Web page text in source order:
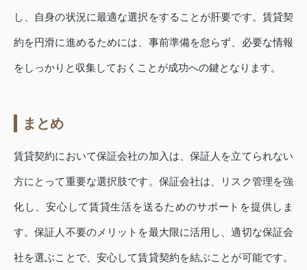
し、自身の状況に最適な選択をすることが肝要です。賃貸契
約を円滑に進めるためには、事前準備を怠らず、必要な情報
をしっかりと収集しておくことが成功への鍵となります。
まとめ
賃貸契約において保証会社の加入は、保証人を立てられない
方にとって重要な選択肢です。保証会社は、リスク管理を強
化し、安心して賃貸生活を送るためのサポートを提供しま
す。保証人不要のメリットを最大限に活用し、適切な保証会
社を選ぶことで、安心して賃貸契約を結ぶことが可能です。